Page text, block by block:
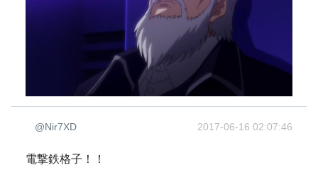
@Nir7XD 2017-06-16 02:07:46
電撃鉄格子！！